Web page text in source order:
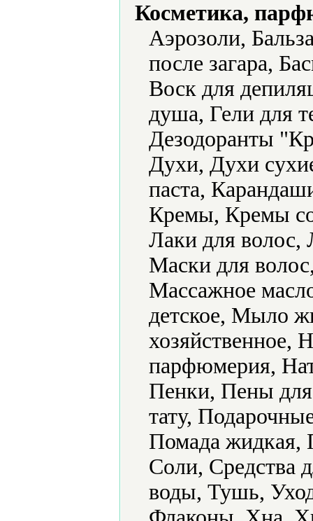
Косметика,
Аэрозоли,
после загара,
Воск для
душа, Гели для
Дезодоранты
Духи, Духи
паста,
Кремы, Кремы
Лаки для волос,
Маски для
Массажное
детское, Мыло
хозяйственное,
парфюмерия,
Пенки, Пены
тату,
Помада жидкая,
Соли, Средства
воды, Тушь,